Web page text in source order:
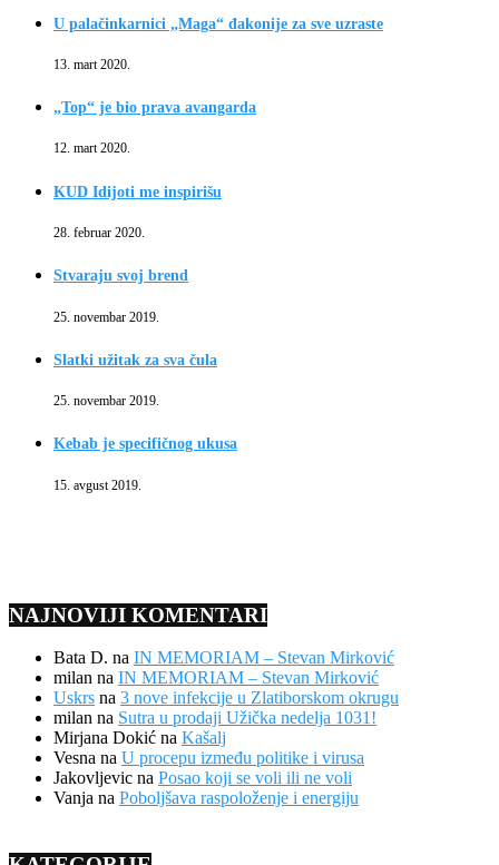
U palačinkarnici „Maga“ đakonije za sve uzraste
13. mart 2020.
„Top“ je bio prava avangarda
12. mart 2020.
KUD Idijoti me inspirišu
28. februar 2020.
Stvaraju svoj brend
25. novembar 2019.
Slatki užitak za sva čula
25. novembar 2019.
Kebab je specifičnog ukusa
15. avgust 2019.
NAJNOVIJI KOMENTARI
Bata D. na IN MEMORIAM – Stevan Mirković
milan na IN MEMORIAM – Stevan Mirković
Uskrs na 3 nove infekcije u Zlatiborskom okrugu
milan na Sutra u prodaji Užička nedelja 1031!
Mirjana Dokić na Kašalj
Vesna na U procepu između politike i virusa
Jakovljevic na Posao koji se voli ili ne voli
Vanja na Poboljšava raspoloženje i energiju